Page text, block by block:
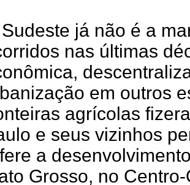
já não é a
nas últimas
em outros
agrícolas
e seus vizinhos
a
Grosso, no